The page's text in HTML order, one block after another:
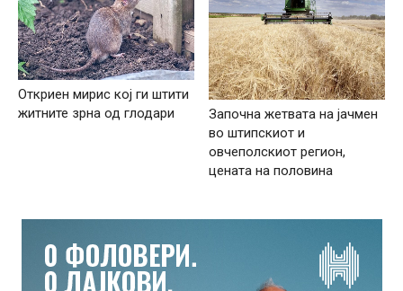
Откриен мирис кој ги штити
житните зрна од глодари
Започна жетвата на јачмен
во штипскиот и
овчеполскиот регион,
цената на половина